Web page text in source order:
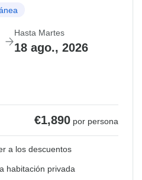
Hasta Martes
18 ago., 2026
€1,890 por persona
a los descuentos
habitación privada